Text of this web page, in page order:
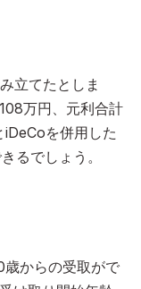
立てたとしま
万円、元利合計
を併用した
るでしょう。
からの受取がで